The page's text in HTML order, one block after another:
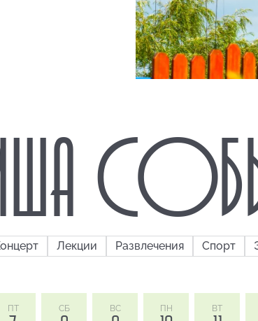
Лекции Развлечения Спорт
ПТ СБ ВС ПН ВТ